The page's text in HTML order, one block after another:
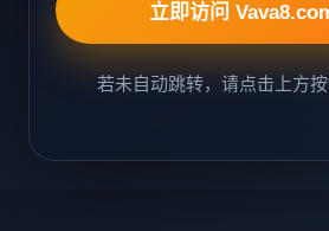
立即访问
若未自动跳转，请点击上方按